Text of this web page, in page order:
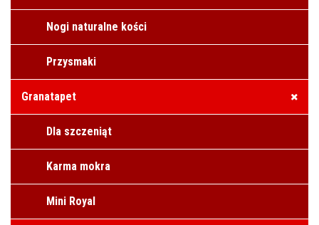
Nogi naturalne kości
Przysmaki
Granatapet
Dla szczeniąt
Karma mokra
Mini Royal